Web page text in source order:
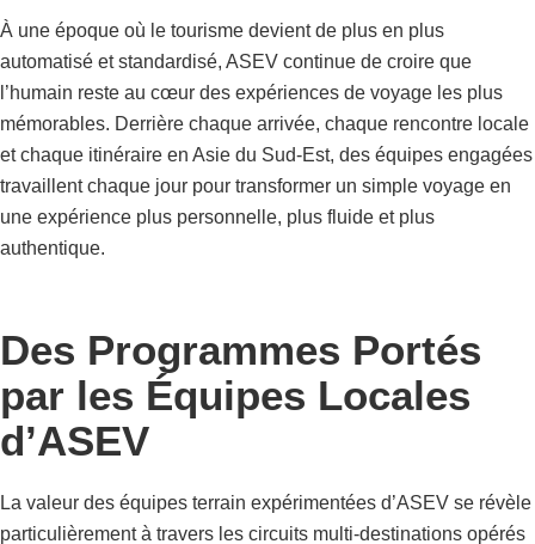
À une époque où le tourisme devient de plus en plus
automatisé et standardisé, ASEV continue de croire que
l’humain reste au cœur des expériences de voyage les plus
mémorables. Derrière chaque arrivée, chaque rencontre locale
et chaque itinéraire en Asie du Sud-Est, des équipes engagées
travaillent chaque jour pour transformer un simple voyage en
une expérience plus personnelle, plus fluide et plus
authentique.
Des Programmes Portés
par les Équipes Locales
d’ASEV
La valeur des équipes terrain expérimentées d’ASEV se révèle
particulièrement à travers les circuits multi-destinations opérés